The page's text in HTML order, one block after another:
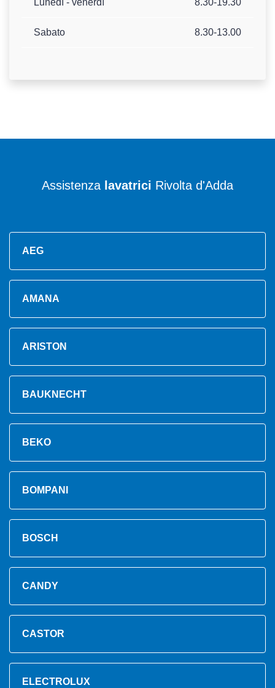
Lunedì - venerdì 8.30-19.30
Sabato 8.30-13.00
Assistenza lavatrici Rivolta d'Adda
AEG
AMANA
ARISTON
BAUKNECHT
BEKO
BOMPANI
BOSCH
CANDY
CASTOR
ELECTROLUX